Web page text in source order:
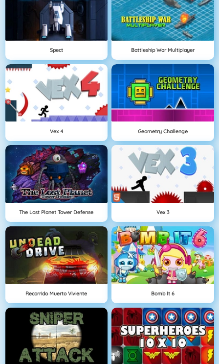
Spect Battleship War Multiplayer
Vex 4 Geometry Challenge
The Lost Planet Tower Defense Vex 3
Recorrido Muerto Viviente Bomb It 6